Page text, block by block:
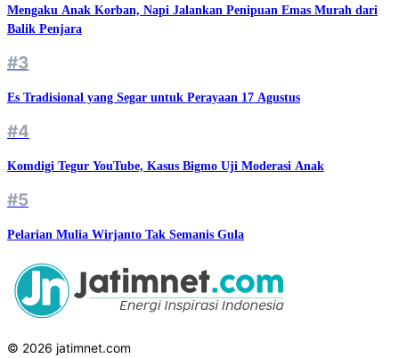
Mengaku Anak Korban, Napi Jalankan Penipuan Emas Murah dari
Balik Penjara
#3
Es Tradisional yang Segar untuk Perayaan 17 Agustus
#4
Komdigi Tegur YouTube, Kasus Bigmo Uji Moderasi Anak
#5
Pelarian Mulia Wirjanto Tak Semanis Gula
© 2026 jatimnet.com